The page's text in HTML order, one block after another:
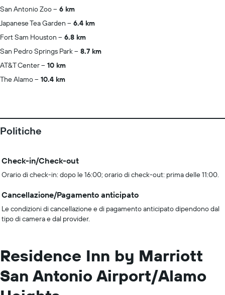
San Antonio Zoo
6 km
Japanese Tea Garden
6.4 km
Fort Sam Houston
6.8 km
San Pedro Springs Park
8.7 km
AT&T Center
10 km
The Alamo
10.4 km
Politiche
Check-in/Check-out
Orario di check-in: dopo le 16:00; orario di check-out: prima delle 11:00.
Cancellazione/Pagamento anticipato
Le condizioni di cancellazione e di pagamento anticipato dipendono dal
tipo di camera e dal provider.
Residence Inn by Marriott
San Antonio Airport/Alamo